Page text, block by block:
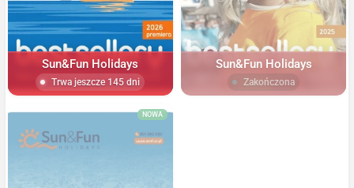
Sun&Fun Holidays
Trwa jeszcze 145 dni
Sun&Fun Holidays
Zakończona
NOWA